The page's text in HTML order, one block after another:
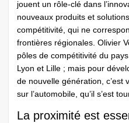
jouent un rôle-clé dans
nouveaux produits et
compétitivité, qui ne
frontières régionales. Olivier
pôles de compétitivité du
Lyon et Lille ; mais pour
de nouvelle génération, c’est
sur l’automobile, qu’il s’est
La proximité est